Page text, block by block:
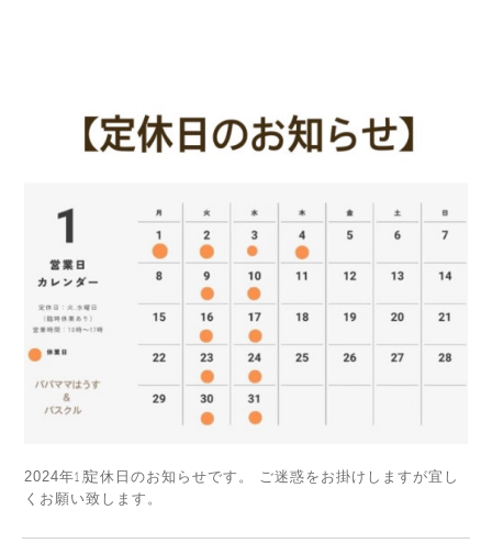
2024年㋀定休日のお知らせです。 ご迷惑をお掛けしますが宜し
くお願い致します。